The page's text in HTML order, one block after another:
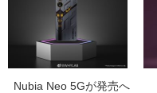
Nubia Neo 5Gが発売へ